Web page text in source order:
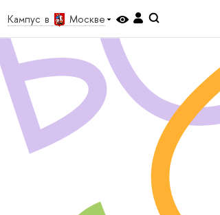
Кампус в Москве